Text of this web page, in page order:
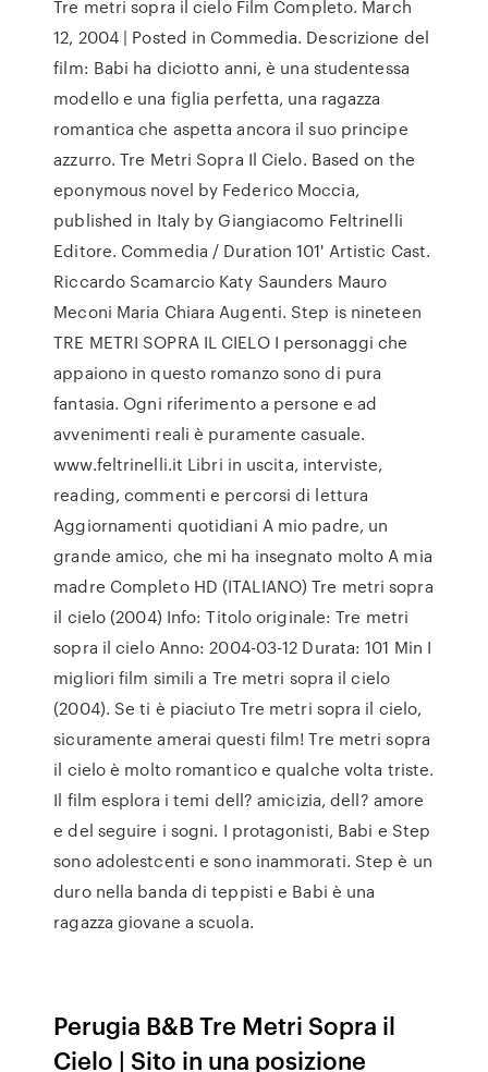
Tre metri sopra il cielo Film Completo. March
12, 2004 | Posted in Commedia. Descrizione del
film: Babi ha diciotto anni, è una studentessa
modello e una figlia perfetta, una ragazza
romantica che aspetta ancora il suo principe
azzurro. Tre Metri Sopra Il Cielo. Based on the
eponymous novel by Federico Moccia,
published in Italy by Giangiacomo Feltrinelli
Editore. Commedia / Duration 101' Artistic Cast.
Riccardo Scamarcio Katy Saunders Mauro
Meconi Maria Chiara Augenti. Step is nineteen
TRE METRI SOPRA IL CIELO I personaggi che
appaiono in questo romanzo sono di pura
fantasia. Ogni riferimento a persone e ad
avvenimenti reali è puramente casuale.
www.feltrinelli.it Libri in uscita, interviste,
reading, commenti e percorsi di lettura
Aggiornamenti quotidiani A mio padre, un
grande amico, che mi ha insegnato molto A mia
madre Completo HD (ITALIANO) Tre metri sopra
il cielo (2004) Info: Titolo originale: Tre metri
sopra il cielo Anno: 2004-03-12 Durata: 101 Min I
migliori film simili a Tre metri sopra il cielo
(2004). Se ti è piaciuto Tre metri sopra il cielo,
sicuramente amerai questi film! Tre metri sopra
il cielo è molto romantico e qualche volta triste.
Il film esplora i temi dell? amicizia, dell? amore
e del seguire i sogni. I protagonisti, Babi e Step
sono adolestcenti e sono inammorati. Step è un
duro nella banda di teppisti e Babi è una
ragazza giovane a scuola.
Perugia B&B Tre Metri Sopra il
Cielo | Sito in una posizione